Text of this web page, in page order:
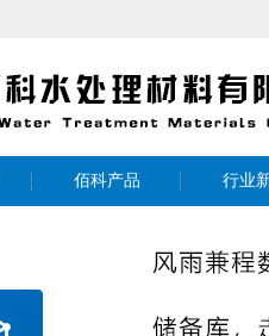
佰科产品 行业